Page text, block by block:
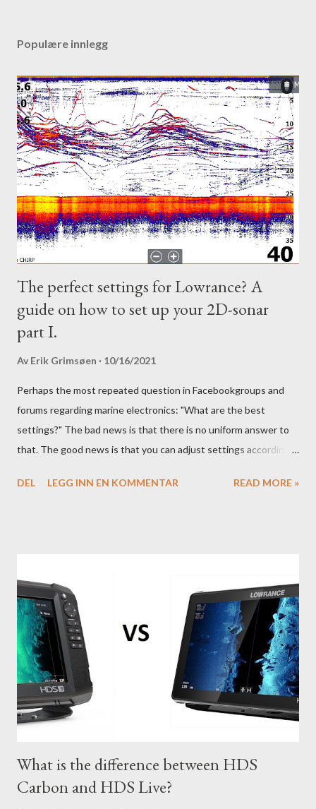
Populære innlegg
The perfect settings for Lowrance? A
guide on how to set up your 2D-sonar
part I.
Av Erik Grimsøen 10/16/2021
Perhaps the most repeated question in Facebookgroups and
forums regarding marine electronics: "What are the best
settings?" The bad news is that there is no uniform answer to
that. The good news is that you can adjust settings according
you should tweak and why. Here is part 1 of our guide to get the
DEL LEGG INN EN KOMMENTAR READ MORE »
What is the difference between HDS
Carbon and HDS Live?